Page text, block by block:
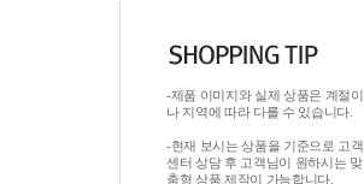
-제품 이미지와 실제 상품은 계절이
나 지역에 따라 다를 수 있습니다.
-현재 보시는 상품을 기준으로 고객
센터 상담 후 고객님이 원하시는 맞
춤형 상품 제작이 가능합니다.